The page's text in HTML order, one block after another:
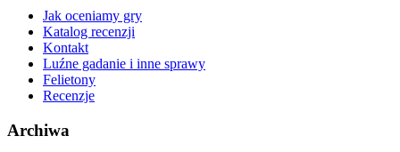
Jak oceniamy gry
Katalog recenzji
Kontakt
Luźne gadanie i inne sprawy
Felietony
Recenzje
Archiwa